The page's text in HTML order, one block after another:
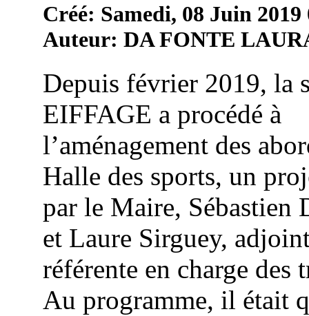
Créé: Samedi, 08 Juin 2019
Auteur: DA FONTE
Depuis février 2019, la
EIFFAGE a procédé à
l’aménagement des
Halle des sports, un
par le Maire, Sébastien
et Laure Sirguey,
référente en charge des
Au programme, il était